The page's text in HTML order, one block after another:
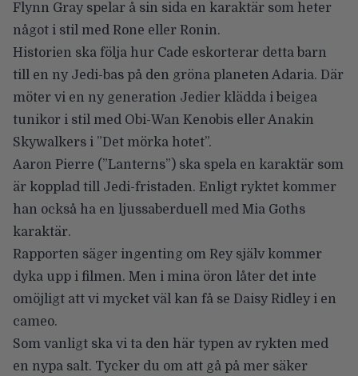
Flynn Gray spelar å sin sida en karaktär som heter
något i stil med Rone eller Ronin.
Historien ska följa hur Cade eskorterar detta barn
till en ny Jedi-bas på den gröna planeten Adaria. Där
möter vi en ny generation Jedier klädda i beigea
tunikor i stil med Obi-Wan Kenobis eller Anakin
Skywalkers i ”Det mörka hotet”.
Aaron Pierre (”Lanterns”) ska spela en karaktär som
är kopplad till Jedi-fristaden. Enligt ryktet kommer
han också ha en ljussaberduell med Mia Goths
karaktär.
Rapporten säger ingenting om Rey själv kommer
dyka upp i filmen. Men i mina öron låter det inte
omöjligt att vi mycket väl kan få se Daisy Ridley i en
cameo.
Som vanligt ska vi ta den här typen av rykten med
en nypa salt. Tycker du om att gå på mer säker